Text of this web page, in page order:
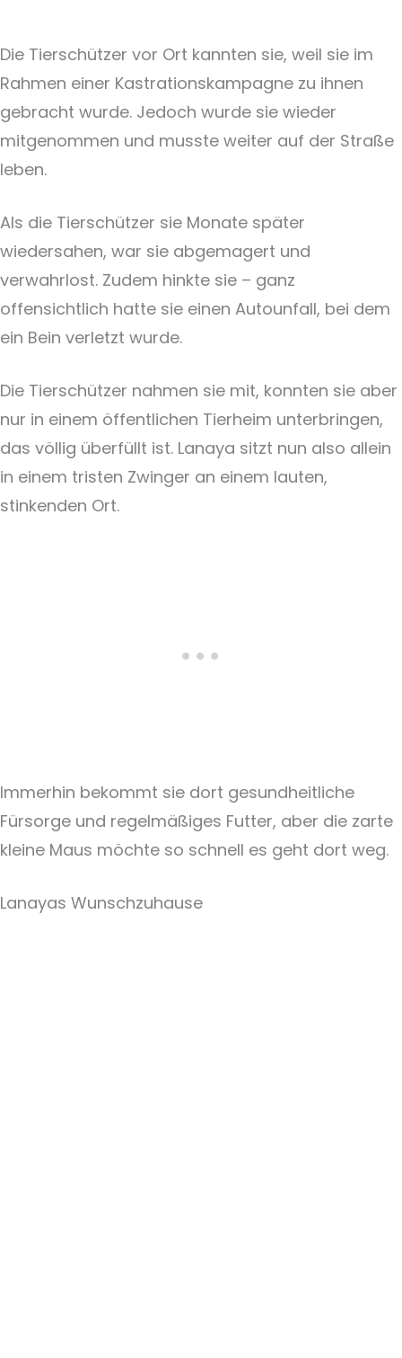
Die Tierschützer vor Ort kannten sie, weil sie im
Rahmen einer Kastrationskampagne zu ihnen
gebracht wurde. Jedoch wurde sie wieder
mitgenommen und musste weiter auf der Straße
leben.
Als die Tierschützer sie Monate später
wiedersahen, war sie abgemagert und
verwahrlost. Zudem hinkte sie – ganz
offensichtlich hatte sie einen Autounfall, bei dem
ein Bein verletzt wurde.
Die Tierschützer nahmen sie mit, konnten sie aber
nur in einem öffentlichen Tierheim unterbringen,
das völlig überfüllt ist. Lanaya sitzt nun also allein
in einem tristen Zwinger an einem lauten,
stinkenden Ort.
Immerhin bekommt sie dort gesundheitliche
Fürsorge und regelmäßiges Futter, aber die zarte
kleine Maus möchte so schnell es geht dort weg.
Lanayas Wunschzuhause